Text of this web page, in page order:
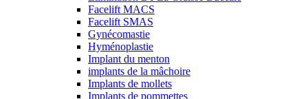
Facelift MACS
Facelift SMAS
Gynécomastie
Hyménoplastie
Implant du menton
implants de la mâchoire
Implants de mollets
Implants de pommettes